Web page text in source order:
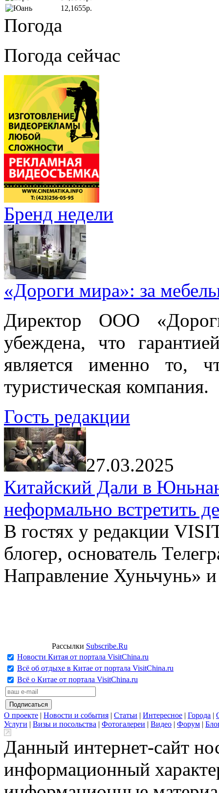
12,1655р.
Погода
Погода сейчас
Бренд недели
«Дороги мира»: за
Директор ООО
убеждена, что
является именно то,
туристическая компания.
Гость редакции
27.03.2025
Китайский Дали в
неформально встретить
В гостях у редакции
блогер, основатель
Направление Хуньчунь»
Рассылки Subscribe.Ru
Новости Китая от портала VisitChina.ru
Всё об отдыхе в Китае от портала VisitChina.ru
Всё о Китае от портала VisitChina.ru
О проекте | Новости и события | Статьи | Интересное | Города |
Услуги | Визы и посольства | Фотогалереи | Видео | Форум |
Данный интернет-сайт
информационный